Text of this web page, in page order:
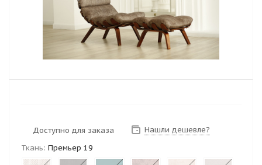
Доступно для заказа
Нашли дешевле?
Ткань: Премьер 19